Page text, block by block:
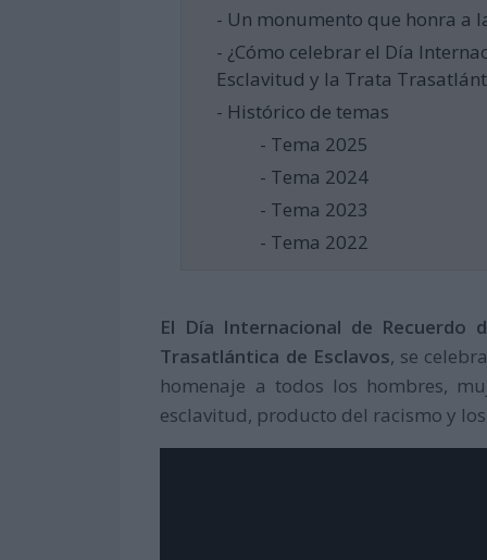
- Un monumento que honra a
- ¿Cómo celebrar el Día
Esclavitud y la Trata
- Histórico de temas
- Tema 2025
- Tema 2024
- Tema 2023
- Tema 2022
El Día Internacional de
Trasatlántica de Esclavos, se
homenaje a todos los hombres,
esclavitud, producto del racismo y